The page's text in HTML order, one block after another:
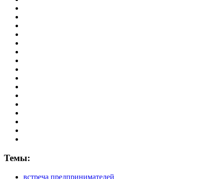
Темы:
встреча предпринимателей